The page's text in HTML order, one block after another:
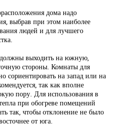
дома надо
выбрав при этом наиболее
людей и для лучшего
выходить на южную,
стороны. Комнаты для
сориентировать на запад или на
так как вполне
пору. Для использования в
при обогреве помещений
так, чтобы отклонение не было
от юга.